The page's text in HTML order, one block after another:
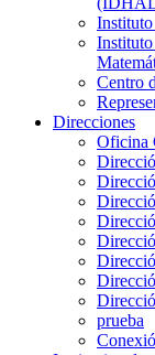
Instituto
Centro
Direcciones
Oficina
prueba